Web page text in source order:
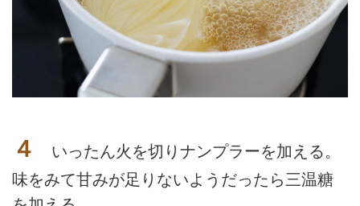
４
いったん火を切りナンプラーを加える。
味をみて甘みが足りないようだったら三温糖